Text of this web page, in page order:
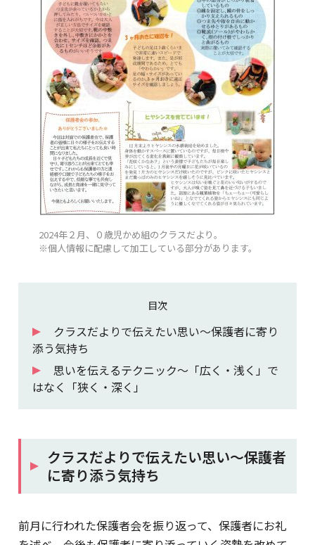
2024年２月、０歳児かめ組のクラスだより。
※個人情報に配慮して加工している部分があります。
目次
クラスだよりで伝えたい思い～保護者に寄り
添う気持ち
思いを伝えるテクニック～「広く・浅く」で
はなく「狭く・深く」
クラスだよりで伝えたい思い～保護者
に寄り添う気持ち
前月に行われた保護者会を振り返って、保護者にお礼